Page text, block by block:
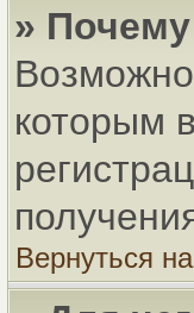
» Почему
которым
Вернуться